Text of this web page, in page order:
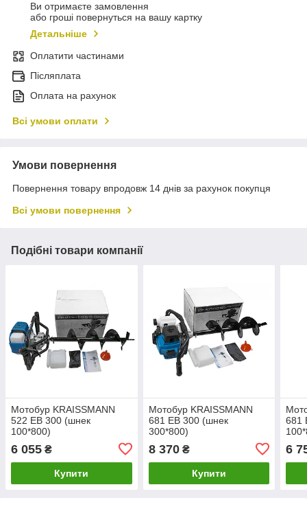
Ви отримаєте замовлення
або гроші повернуться на вашу картку
Детальніше
Оплатити частинами
Післяплата
Оплата на рахунок
Всі умови оплати
Умови повернення
Повернення товару впродовж 14 днів за рахунок покупця
Всі умови повернення
Подібні товари компанії
Мотобур KRAISSMANN
522 EB 300 (шнек
100*800)
6 055 ₴
Купити
Мотобур KRAISSMANN
681 EB 300 (шнек
300*800)
8 370₴
Купити
681
6